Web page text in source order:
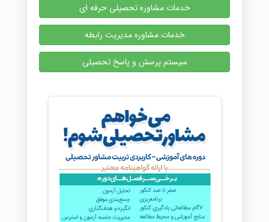
خدمات مشاوره تحصیلی حرفه ای
خدمات مشاوره مدیریت رابطه
سیستم پرسش و پاسخ تحصیلی